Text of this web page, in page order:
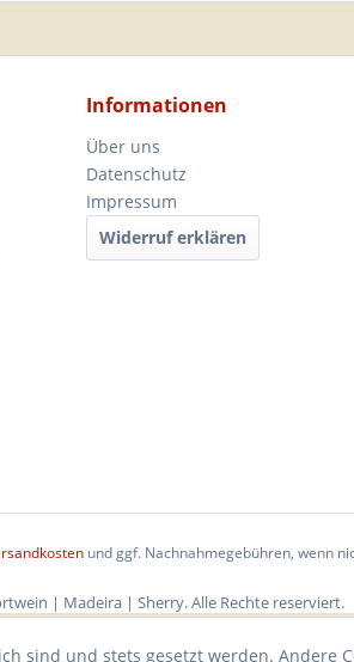
Informationen
Über uns
Datenschutz
Impressum
Widerruf erklären
und ggf. Nachnahmegebühren, wenn
| Madeira | Sherry. Alle Rechte reserviert.
sind und stets gesetzt werden. Andere